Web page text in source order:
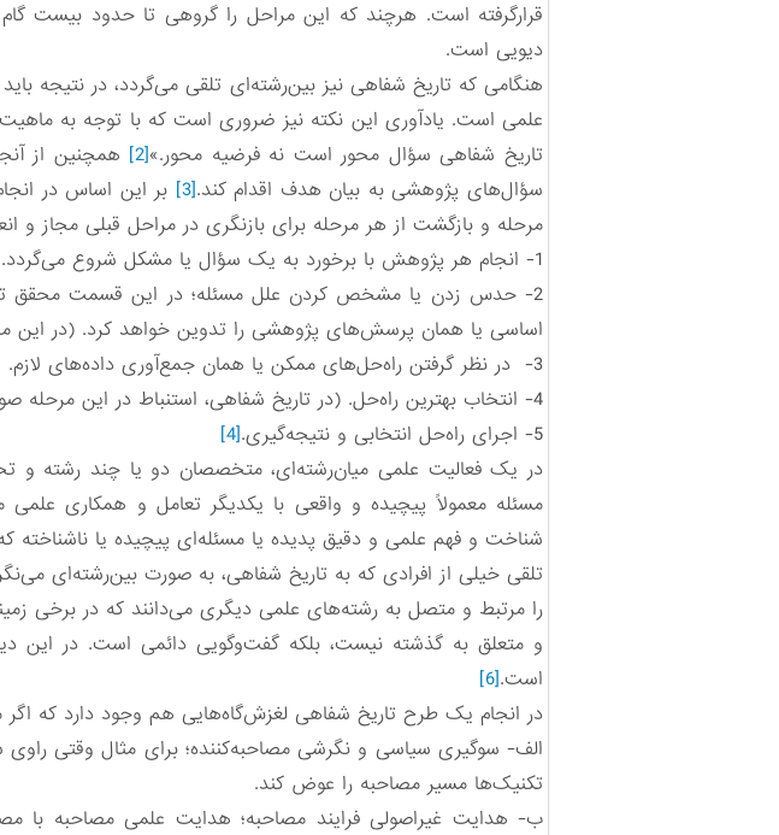
قرارگرفته است. هرچند که این مراحل را گروهی تا حدود بیست
دیویی است.
هنگامی ‌که تاریخ شفاهی نیز بین‌رشته‌ای تلقی می‌گردد، در نتیجه
علمی است. یادآوری این نکته نیز ضروری است که با توجه به
تاریخ شفاهی سؤال‌ محور است نه فرضیه محور.»[2] همچنین از
سؤال‌های پژوهشی به بیان هدف اقدام کند.[3] بر این اساس در
مرحله و بازگشت از هر مرحله برای بازنگری در مراحل قبلی مجاز و
1- انجام هر پژوهش با برخورد به یک سؤال یا مشکل شروع می‌گردد.
2- حدس زدن یا مشخص کردن علل مسئله؛ در این قسمت محقق
اساسی یا همان پرسش‌های پژوهشی را تدوین خواهد کرد. (در
3- در نظر گرفتن راه‌حل‌های ممکن یا همان جمع‌‌آوری داده‌های لازم.
4- انتخاب بهترین راه‌حل. (در تاریخ شفاهی، استنباط در این مرحله صورت می‌گیرد.)
5- اجرای راه‌حل انتخابی و نتیجه‌گیری.
[4]
در یک فعالیت علمی میان‌رشته‌ای، متخصصان دو یا چند رشته
مسئله معمولاً پیچیده و واقعی با یکدیگر تعامل و همکاری علمی
شناخت و فهم علمی و دقیق پدیده یا مسئله‌ای پیچیده یا
تلقی خیلی از افرادی که به تاریخ شفاهی، به صورت بین‌رشته‌ای
را مرتبط و متصل به رشته‌های علمی دیگری می‌دانند که در برخی
و متعلق به گذشته نیست، بلکه گفت‌و‌گویی دائمی است. در این
است.[6]
در انجام یک طرح تاریخ شفاهی لغزش‌گاه‌هایی هم وجود دارد که اگر
الف- سوگیری سیاسی و نگرشی مصاحبه‌کننده؛ برای مثال وقتی راوی
تکنیک‌ها مسیر مصاحبه را عوض کند.
ب- هدایت غیراصولی فرایند مصاحبه؛ هدایت علمی مصاحبه با